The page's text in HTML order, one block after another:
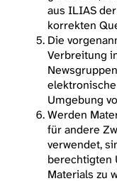
aus ILIAS
korrekten
Die
Verbreitung
Umgebung
Werden
für andere
verwendet,
berechtigten
Materials zu